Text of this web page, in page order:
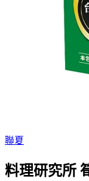
聯夏
料理研究所